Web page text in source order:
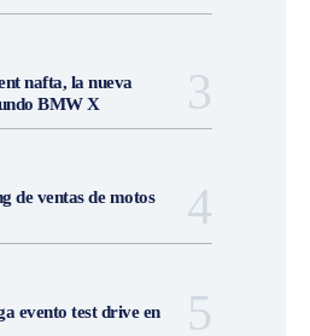
nafta, la nueva
BMW X
de ventas de motos
evento test drive en